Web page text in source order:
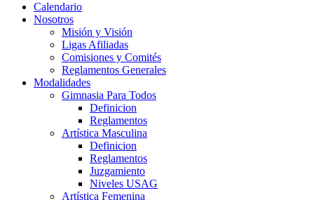
Calendario
Nosotros
Misión y Visión
Ligas Afiliadas
Comisiones y Comités
Reglamentos Generales
Modalidades
Gimnasia Para Todos
Definicion
Reglamentos
Artística Masculina
Definicion
Reglamentos
Juzgamiento
Niveles USAG
Artística Femenina